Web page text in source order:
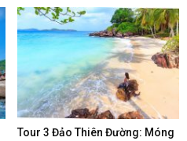
Tour 3 Đảo Thiên Đường: Móng